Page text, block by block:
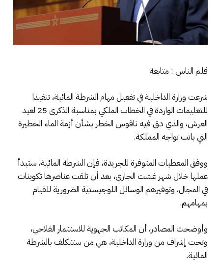
قلم الناس : متابعة
شرعت وزارة الداخلية في تفعيل مهام الشرطة المائية، تنفيذا
للتعليمات الواردة في الخطاب الملكي بمناسبة الذكرى 25 لعيد
العرش، والذي دق فيه ناقوس الخطر بشأن أزمة الماء الخطيرة
التي باتت تواجه المملكة.
ووفق المعطيات المتوفرة للجريدة، فإن الشرطة المائية، ستبدأ
عملها خلال شهر غشت الجاري، بعد أن تلقت عناصرها تكوينات
في المجال، وتوفيرهم الوسائل اللوجيستية الضرورية للقيام
بمهامهم.
وأوضحت المصادر، أن المكاتب الجهوية للاستثمار الفلاحي،
وتحت إشراف من وزارة الداخلية، هي من ستتكلف بالشرطة
المائية.